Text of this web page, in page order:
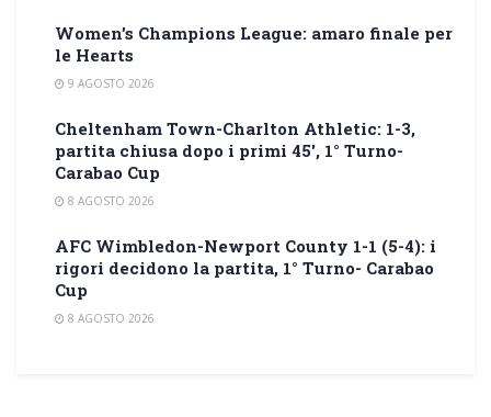
Women’s Champions League: amaro finale per
le Hearts
9 AGOSTO 2026
Cheltenham Town-Charlton Athletic: 1-3,
partita chiusa dopo i primi 45′, 1° Turno-
Carabao Cup
8 AGOSTO 2026
AFC Wimbledon-Newport County 1-1 (5-4): i
rigori decidono la partita, 1° Turno- Carabao
Cup
8 AGOSTO 2026